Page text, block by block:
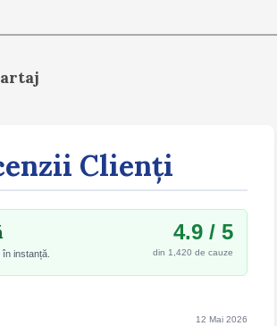
Clienți
instanță.
4.9 / 5
din 1,420 de cauze
12 Mai 2026